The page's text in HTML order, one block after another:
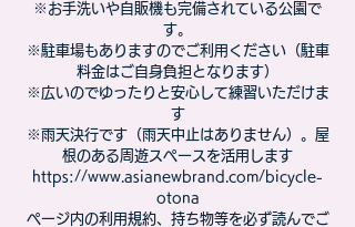
※お手洗いや自販機も完備されている公園で
す。
※駐車場もありますのでご利用ください（駐車
料金はご自身負担となります）
※広いのでゆったりと安心して練習いただけま
す
※雨天決行です（雨天中止はありません）。屋
根のある周遊スペースを活用します
https://www.asianewbrand.com/bicycle-
otona
ページ内の利用規約、持ち物等を必ず読んでご